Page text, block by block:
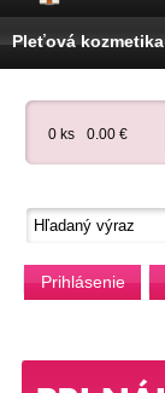
Pleťová kozmetika
0 ks 0.00 €
Prihlásenie